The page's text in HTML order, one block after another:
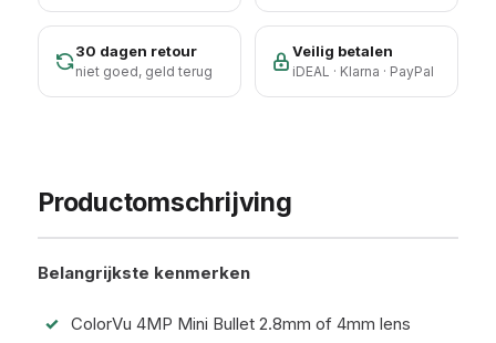
30 dagen retour
niet goed, geld terug
Veilig betalen
iDEAL · Klarna · PayPal
Productomschrijving
Belangrijkste kenmerken
ColorVu 4MP Mini Bullet 2.8mm of 4mm lens